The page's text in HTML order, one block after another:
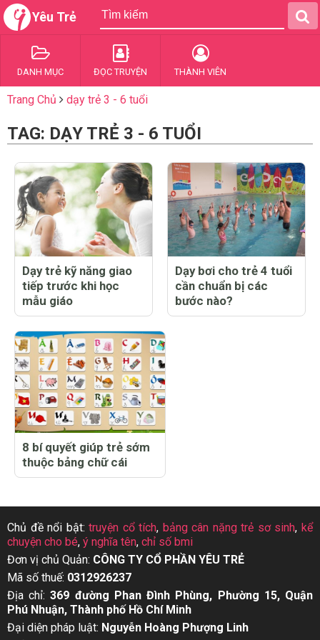
Yêu Trẻ
DANH MỤC ĐỌC TRUYỆN THÀNH VIÊN
Trang Chủ dạy trẻ 3 - 6 tuổi
TAG: DẠY TRẺ 3 - 6 TUỔI
Dạy trẻ kỹ năng giao
tiếp trước khi học
mẫu giáo
Dạy bơi cho trẻ 4 tuổi
cần chuẩn bị các
bước nào?
8 bí quyết giúp trẻ sớm
thuộc bảng chữ cái
Chủ đề nổi bật:truyện cổ tích, bảng cân nặng trẻ sơ sinh, kể
chuyện cho bé, ý nghĩa tên, chỉ số bmi
Đơn vị chủ Quản: CÔNG TY CỔ PHẦN YÊU TRẺ
Mã số thuế: 0312926237
Địa chỉ:369 đường Phan Đình Phùng, Phường 15, Quận
Phú Nhuận, Thành phố Hồ Chí Minh
Đại diện pháp luật: Nguyễn Hoàng Phượng Linh